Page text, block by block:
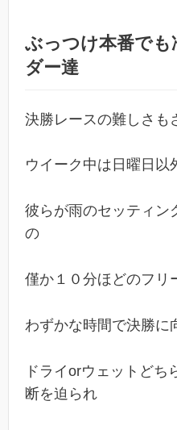
ぶっつけ本番でも
ダー達
決勝レースの難しさも
ウイーク中は日曜日以
彼らが雨のセッティン
の
僅か１０分ほどのフリ
わずかな時間で決勝に
ドライorウェットどち
断を迫られ